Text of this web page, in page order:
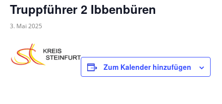
INTERNER BEREICH
Truppführer 2 Ibbenbüren
3. Mai 2025
Zum Kalender hinzufügen